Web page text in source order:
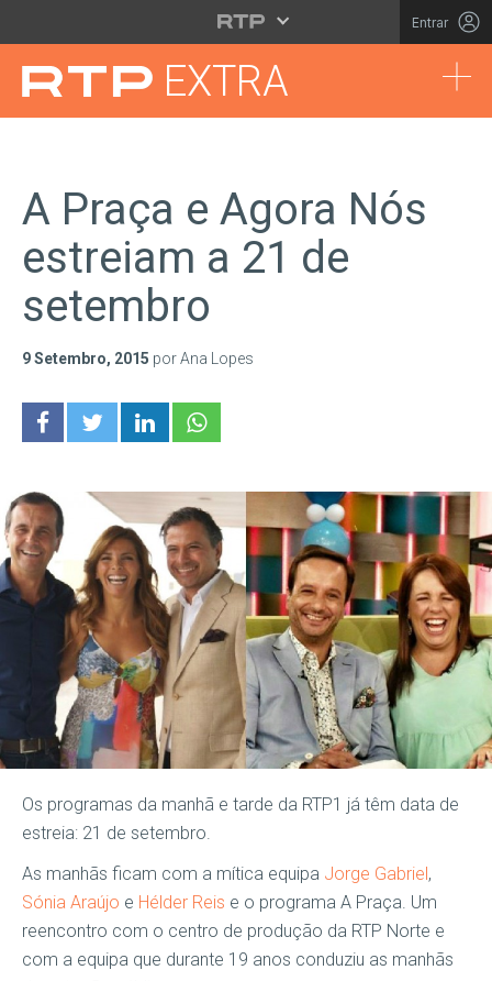
Saltar para o conteúdo principal
Entrar
EXTRA
A Praça e Agora Nós
estreiam a 21 de
setembro
9 Setembro, 2015 por Ana Lopes
Os programas da manhã e tarde da RTP1 já têm data de
estreia: 21 de setembro.
As manhãs ficam com a mítica equipa Jorge Gabriel,
Sónia Araújo e Hélder Reis e o programa A Praça. Um
reencontro com o centro de produção da RTP Norte e
com a equipa que durante 19 anos conduziu as manhãs